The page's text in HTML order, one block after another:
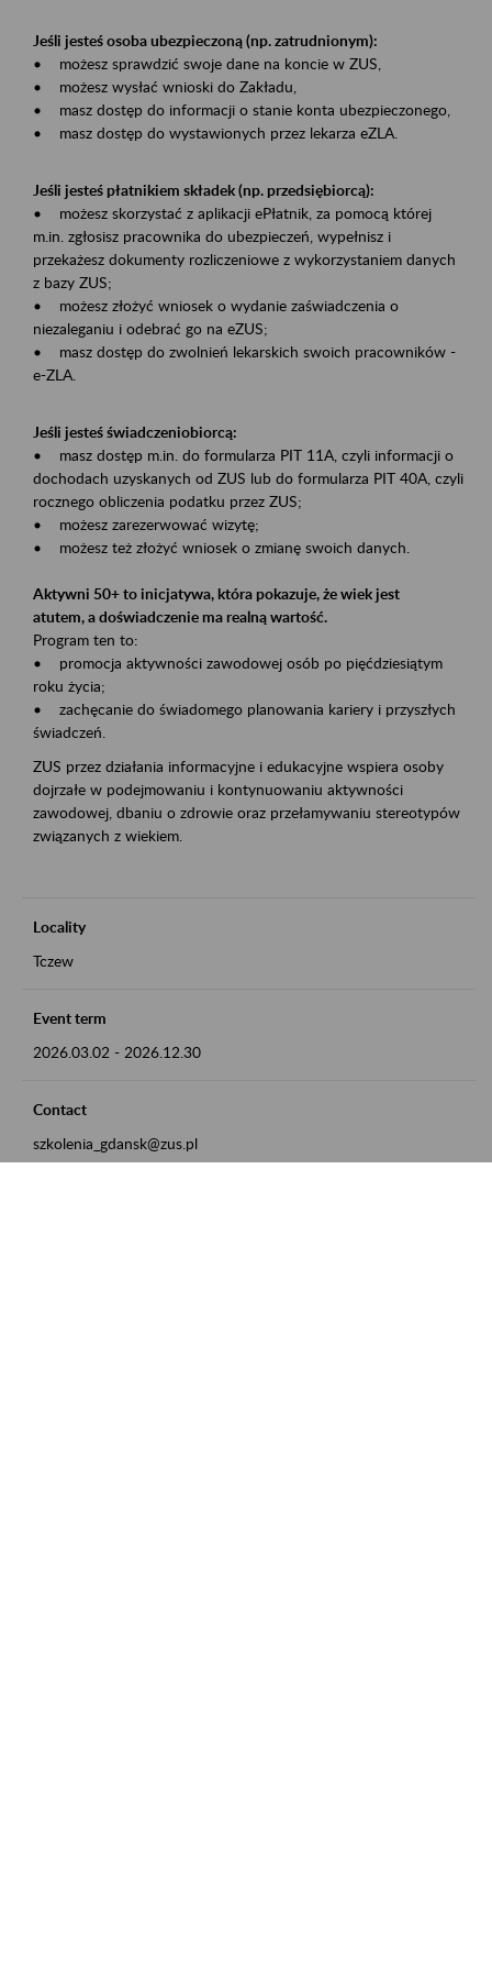
Jeśli jesteś osoba ubezpieczoną (np. zatrudnionym):
• możesz sprawdzić swoje dane na koncie w ZUS,
• możesz wysłać wnioski do Zakładu,
• masz dostęp do informacji o stanie konta ubezpieczonego,
• masz dostęp do wystawionych przez lekarza eZLA.
Jeśli jesteś płatnikiem składek (np. przedsiębiorcą):
• możesz skorzystać z aplikacji ePłatnik, za pomocą której
m.in. zgłosisz pracownika do ubezpieczeń, wypełnisz i
przekażesz dokumenty rozliczeniowe z wykorzystaniem danych
z bazy ZUS;
• możesz złożyć wniosek o wydanie zaświadczenia o
niezaleganiu i odebrać go na eZUS;
• masz dostęp do zwolnień lekarskich swoich pracowników -
e-ZLA.
Jeśli jesteś świadczeniobiorcą:
• masz dostęp m.in. do formularza PIT 11A, czyli informacji o
dochodach uzyskanych od ZUS lub do formularza PIT 40A, czyli
rocznego obliczenia podatku przez ZUS;
• możesz zarezerwować wizytę;
• możesz też złożyć wniosek o zmianę swoich danych.
Aktywni 50+ to inicjatywa, która pokazuje, że wiek jest
atutem, a doświadczenie ma realną wartość.
Program ten to:
• promocja aktywności zawodowej osób po pięćdziesiątym
roku życia;
• zachęcanie do świadomego planowania kariery i przyszłych
świadczeń.
ZUS przez działania informacyjne i edukacyjne wspiera osoby
dojrzałe w podejmowaniu i kontynuowaniu aktywności
zawodowej, dbaniu o zdrowie oraz przełamywaniu stereotypów
związanych z wiekiem.
Locality
Tczew
Event term
2026.03.02 - 2026.12.30
Contact
szkolenia_gdansk@zus.pl